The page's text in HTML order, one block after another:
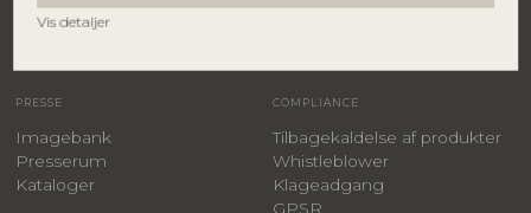
Vis detaljer
Hospitality
PRESSE
Imagebank
Presserum
Kataloger
COMPLIANCE
Tilbagekaldelse af produkter
Whistleblower
Klageadgang
GPSR